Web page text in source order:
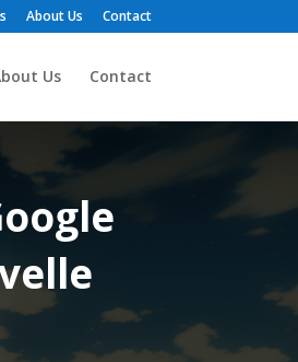
About Us Contact
Us Contact